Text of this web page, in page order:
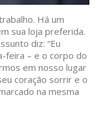
Há um
sua loja preferida.
diz: “Eu
feira – e o corpo do
em nosso lugar
coração sorrir e o
na mesma